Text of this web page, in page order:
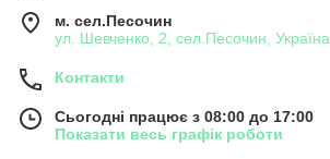
м. сел.Песочин
ул. Шевченко, 2, сел.Песочин, Україна
Контакти
Сьогодні працює з 08:00 до 17:00
Показати весь графік роботи